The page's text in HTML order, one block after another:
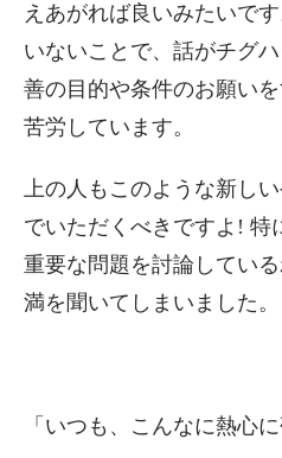
えあがれば良いみたいで
いないことで、話がチグ
善の目的や条件のお願い
苦労しています。
上の人もこのような新し
でいただくべきですよ! 特
重要な問題を討論してい
満を聞いてしまいました。
「いつも、こんなに熱心